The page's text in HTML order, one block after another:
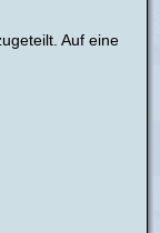
Auf eine